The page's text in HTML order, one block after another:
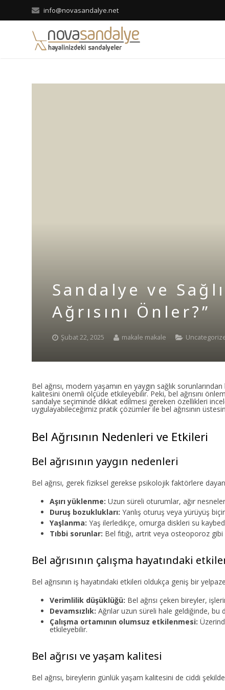
info@novasandalye.net
Sandalye ve
Ağrısını Önler?”
Şubat 22, 2025 makale makale
Bel ağrısı, modern yaşamın en yaygın sağlık
kalitesini önemli ölçüde etkileyebilir. Peki, bel ağrısını
sandalye seçiminde dikkat edilmesi gereken özellikleri
uygulayabileceğimiz pratik çözümler ile bel ağrısının
Bel Ağrısının Nedenleri ve Etkileri
Bel ağrısının yaygın nedenleri
Bel ağrısı, gerek fiziksel gerekse psikolojik faktörlere
Aşırı yüklenme: Uzun süreli oturumlar, ağır
Duruş bozuklukları: Yanlış oturuş veya yürüyüş
Yaşlanma: Yaş ilerledikçe, omurga diskleri su
Tıbbi sorunlar: Bel fıtığı, artrit veya osteoporoz gibi
Bel ağrısının çalışma hayatındaki
Bel ağrısının iş hayatındaki etkileri oldukça geniş bir
Verimlilik düşüklüğü: Bel ağrısı çeken bireyler,
Devamsızlık: Ağrılar uzun süreli hale geldiğinde, bu
Çalışma ortamının olumsuz etkilenmesi:
etkileyebilir.
Bel ağrısı ve yaşam kalitesi
Bel ağrısı, bireylerin günlük yaşam kalitesini de ciddi